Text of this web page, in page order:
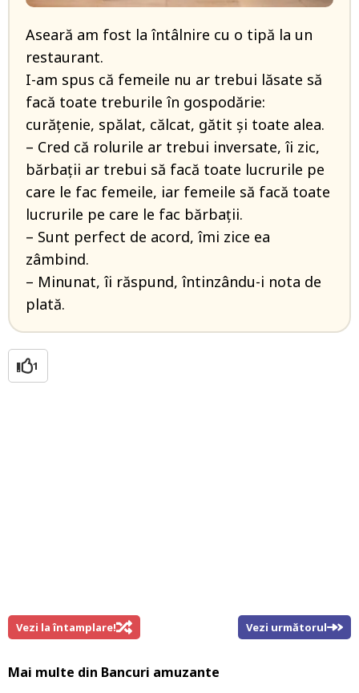
Aseară am fost la întâlnire cu o tipă la un
restaurant.
I-am spus că femeile nu ar trebui lăsate să
facă toate treburile în gospodărie:
curăţenie, spălat, călcat, gătit şi toate alea.
– Cred că rolurile ar trebui inversate, îi zic,
bărbaţii ar trebui să facă toate lucrurile pe
care le fac femeile, iar femeile să facă toate
lucrurile pe care le fac bărbaţii.
– Sunt perfect de acord, îmi zice ea
zâmbind.
– Minunat, îi răspund, întinzându-i nota de
plată.
1
Vezi la întamplare! Vezi următorul
Mai multe din Bancuri amuzante